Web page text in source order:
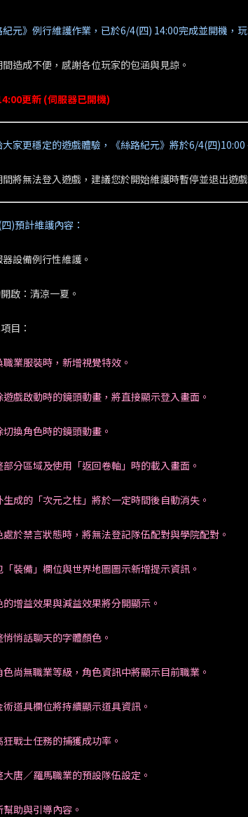
紀元》例行維護作業，已於6/4(四) 14:00完成並開機，
間造成不便，感謝各位玩家的包涵與見諒。
更新 (伺服器已開機)
家更穩定的遊戲體驗，《絲路紀元》將於6/4(四)10:00
將無法登入遊戲，建議您於開始維護時暫停並退出遊
)預計維護內容：
器設備例行性維護。
啟：清涼一夏。
目：
業服裝時，新增視覺特效。
戲啟動時的鏡頭動畫，將直接顯示登入畫面。
換角色時的鏡頭動畫。
分區域及使用「返回卷軸」時的載入畫面。
成的「次元之柱」將於一定時間後自動消失。
於禁言狀態時，將無法登記隊伍配對與學院配對。
裝備」欄位與世界地圖圖示新增提示資訊。
增益效果與減益效果將分開顯示。
悄話聊天的字體顏色。
尚無職業等級，角色資訊中將顯示目前職業。
道具欄位將持續顯示道具資訊。
戰士任務的捕獲成功率。
唐／羅馬職業的預設隊伍設定。
助與引導內容。